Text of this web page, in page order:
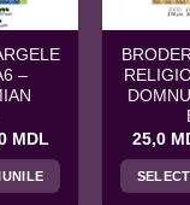
–
MDL
prețuri:
25,0 MDL
25,0